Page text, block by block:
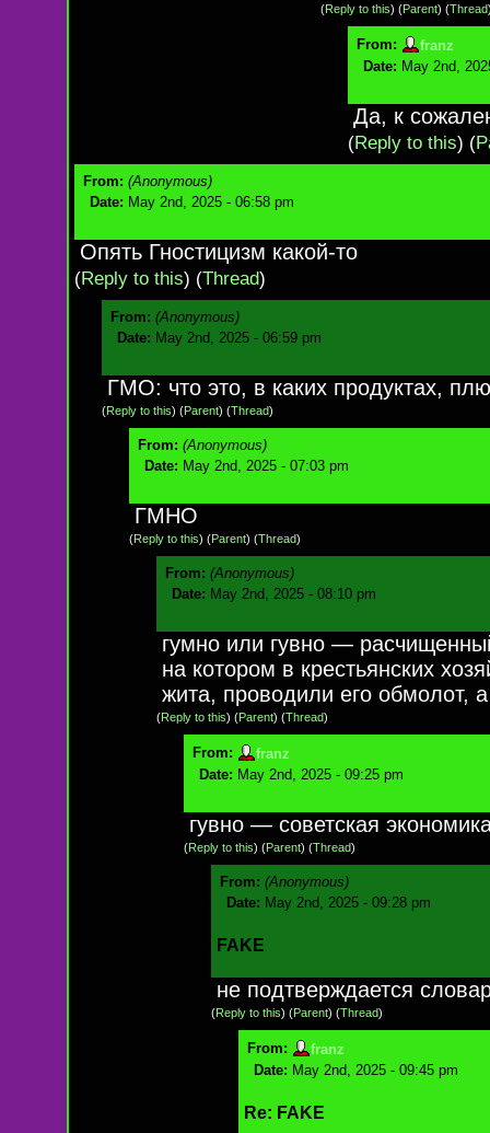
(Reply to this) (Parent) (Thread
From:
franz
Date: May 2nd,
Да, к
(Reply to this) (
From: (Anonymous)
Date: May 2nd, 2025 - 06:58 pm
Опять Гностицизм какой-то
(Reply to this) (Thread)
From: (Anonymous)
Date: May 2nd, 2025 - 06:59 pm
ГМО: что это, в каких продуктах,
(Reply to this) (Parent) (Thread)
From: (Anonymous)
Date: May 2nd, 2025 - 07:03 pm
ГМНО
(Reply to this) (Parent) (Thread)
From: (Anonymous)
Date: May 2nd, 2025 - 08:10 pm
гумно или гувно —
на котором в крестьянских
жита, проводили его обмолот,
(Reply to this) (Parent) (Thread)
From:
franz
Date: May 2nd, 2025 - 09:25 pm
гувно — советская
(Reply to this) (Parent) (Thread)
From: (Anonymous)
Date: May 2nd, 2025 - 09:28 pm
FAKE
не подтверждается
(Reply to this) (Parent) (Thread)
From:
franz
Date: May 2nd, 2025 - 09:45 pm
Re: FAKE